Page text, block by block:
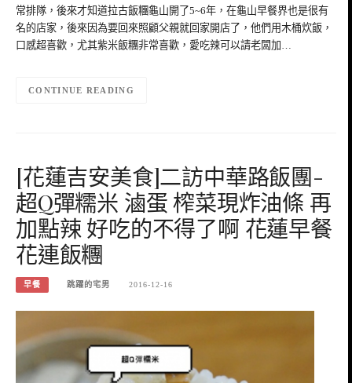
常排隊，後來才知道拉古飯糰龜山開了5~6年，在龜山早餐界也是很有
名的店家，後來因為要回來照顧父親就回家開店了，他們用木桶炊飯，
口感超喜歡，尤其紫米飯糰非常喜歡，愛吃辣可以請老闆加…
CONTINUE READING
[花蓮吉安美食]二訪中華路飯團-
超Q彈糯米 滷蛋 榨菜現炸油條 再
加點辣 好吃的不得了啊 花蓮早餐
花連飯糰
早餐 跳躍的宅男 2016-12-16